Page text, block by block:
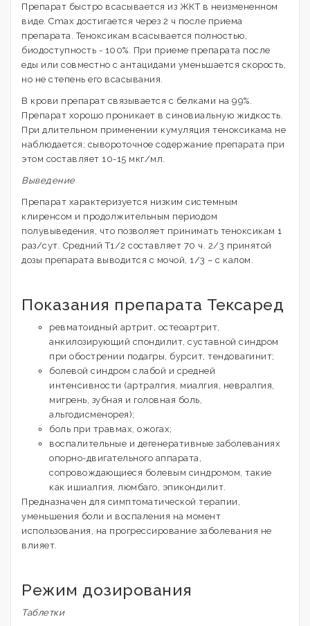
Препарат быстро всасывается из ЖКТ в неизмененном
виде. Cmax достигается через 2 ч после приема
препарата. Теноксикам всасывается полностью,
биодоступность - 100%. При приеме препарата после
еды или совместно с антацидами уменьшается скорость,
но не степень его всасывания.
В крови препарат связывается с белками на 99%.
Препарат хорошо проникает в синовиальную жидкость.
При длительном применении кумуляция теноксикама не
наблюдается; сывороточное содержание препарата при
этом составляет 10-15 мкг/мл.
Выведение
Препарат характеризуется низким системным
клиренсом и продолжительным периодом
полувыведения, что позволяет принимать теноксикам 1
раз/сут. Средний Т1/2 составляет 70 ч. 2/3 принятой
дозы препарата выводится с мочой, 1/3 – с калом.
Показания препарата Тексаред
ревматоидный артрит, остеоартрит,
анкилозирующий спондилит, суставной синдром
при обострении подагры, бурсит, тендовагинит;
болевой синдром слабой и средней
интенсивности (артралгия, миалгия, невралгия,
мигрень, зубная и головная боль,
альгодисменорея);
боль при травмах, ожогах;
воспалительные и дегенеративные заболеваниях
опорно-двигательного аппарата,
сопровождающиеся болевым синдромом, такие
как ишиалгия, люмбаго, эпикондилит.
Предназначен для симптоматической терапии,
уменьшения боли и воспаления на момент
использования, на прогрессирование заболевания не
влияет.
Режим дозирования
Таблетки